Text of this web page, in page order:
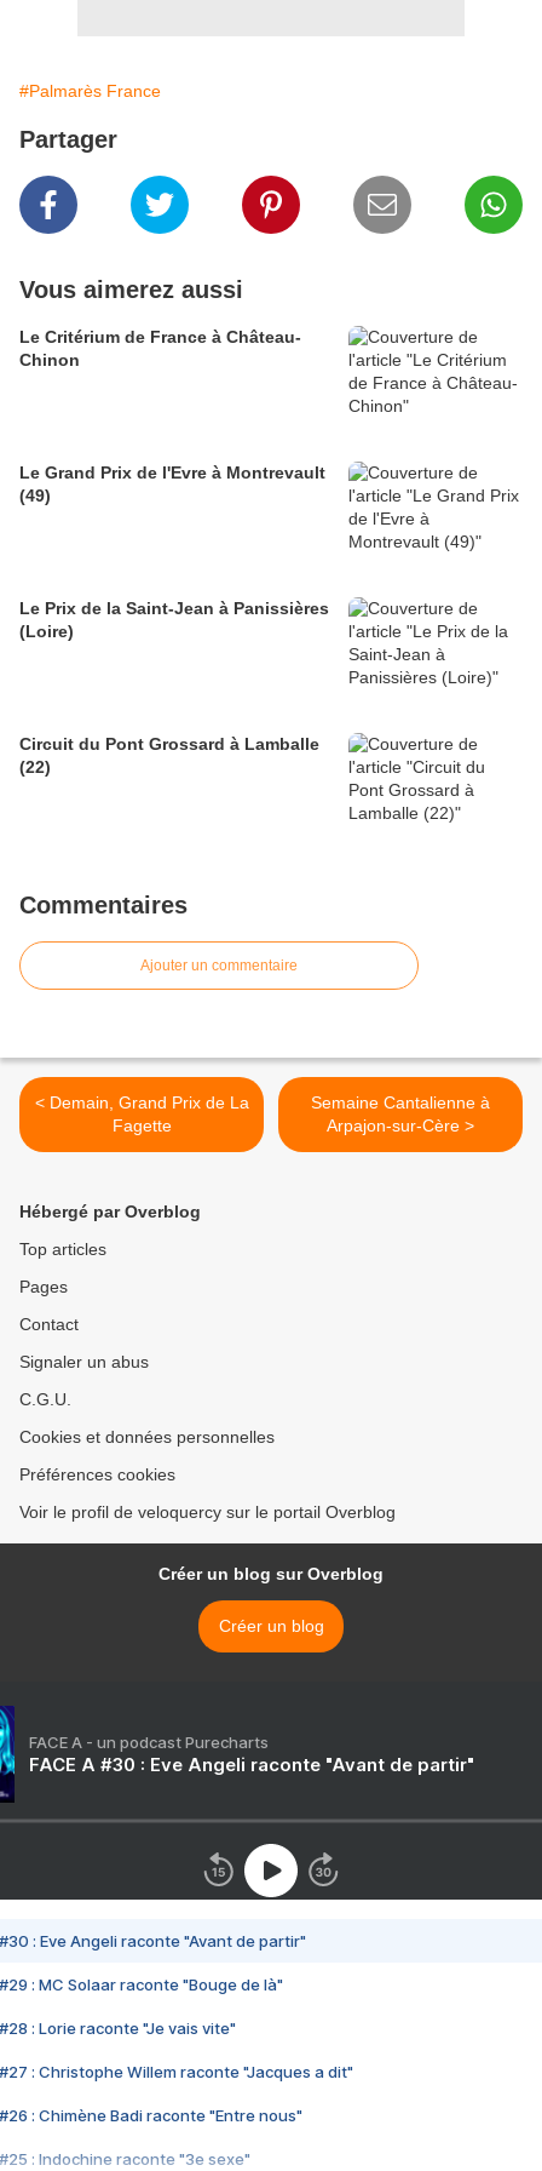
#Palmarès France
Partager
Vous aimerez aussi
Le Critérium de France à Château-
Chinon
Le Grand Prix de l'Evre à Montrevault
(49)
Le Prix de la Saint-Jean à Panissières
(Loire)
Circuit du Pont Grossard à Lamballe
(22)
Commentaires
Ajouter un commentaire
< Demain, Grand Prix de La
Fagette
Semaine Cantalienne à
Arpajon-sur-Cère >
Hébergé par Overblog
Top articles
Pages
Contact
Signaler un abus
C.G.U.
Cookies et données personnelles
Préférences cookies
Voir le profil de veloquercy sur le portail Overblog
Créer un blog sur Overblog
Créer un blog
FACE A - un podcast Purecharts
FACE A #30 : Eve Angeli raconte "Avant de partir"
#30 : Eve Angeli raconte "Avant de partir"
#29 : MC Solaar raconte "Bouge de là"
#28 : Lorie raconte "Je vais vite"
#27 : Christophe Willem raconte "Jacques a dit"
#26 : Chimène Badi raconte "Entre nous"
#25 : Indochine raconte "3e sexe"